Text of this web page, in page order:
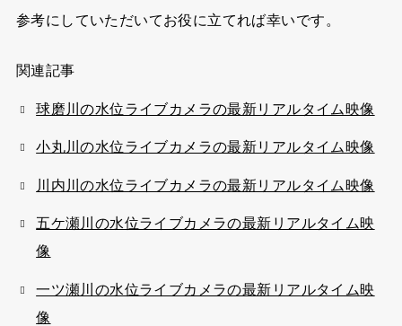
参考にしていただいてお役に立てれば幸いです。
関連記事
球磨川の水位ライブカメラの最新リアルタイム映像
小丸川の水位ライブカメラの最新リアルタイム映像
川内川の水位ライブカメラの最新リアルタイム映像
五ケ瀬川の水位ライブカメラの最新リアルタイム映
像
一ツ瀬川の水位ライブカメラの最新リアルタイム映
像